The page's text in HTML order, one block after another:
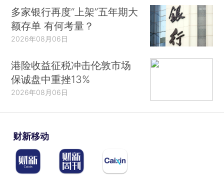
多家银行再度“上架”五年期大
额存单 有何考量？
2026年08月06日
港险收益征税冲击伦敦市场
保诚盘中重挫13%
2026年08月06日
财新移动